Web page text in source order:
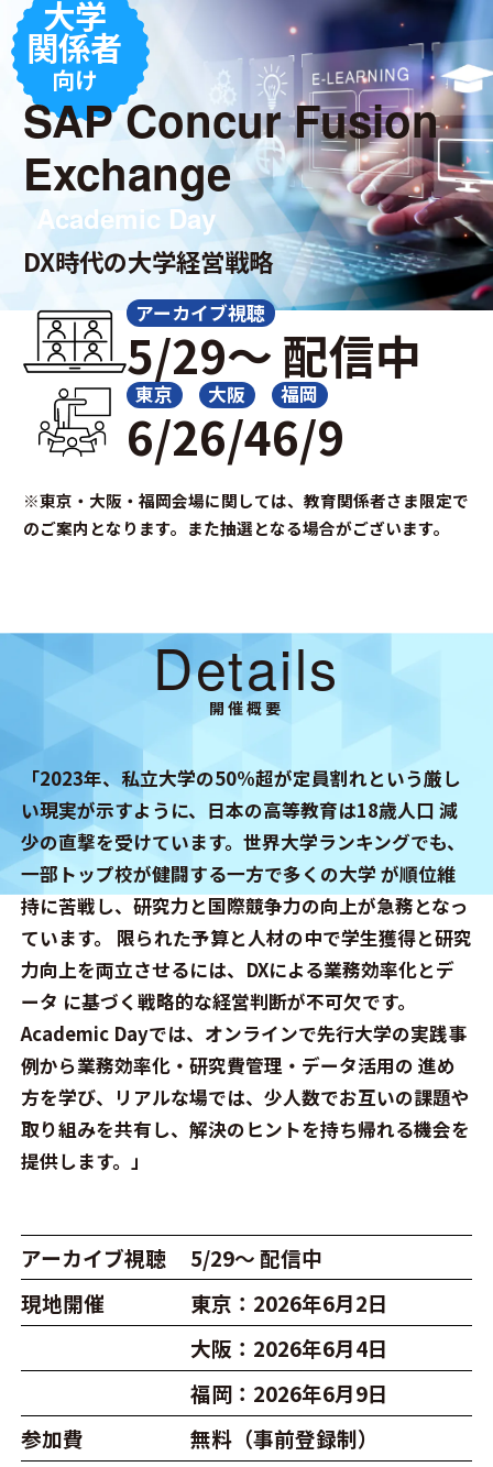
大学
関係者
向け
SAP Concur Fusion
Exchange
Academic Day
DX時代の大学経営戦略
アーカイブ視聴
5/29～ 配信中
東京
6/2
大阪
6/4
福岡
6/9
※東京・大阪・福岡会場に関しては、教育関係者さま限定で
のご案内となります。また抽選となる場合がございます。
Details
開催概要
「2023年、私立大学の50%超が定員割れという厳し
い現実が示すように、日本の高等教育は18歳人口 減
少の直撃を受けています。世界大学ランキングでも、
一部トップ校が健闘する一方で多くの大学 が順位維
持に苦戦し、研究力と国際競争力の向上が急務となっ
ています。 限られた予算と人材の中で学生獲得と研究
力向上を両立させるには、DXによる業務効率化とデ
ータ に基づく戦略的な経営判断が不可欠です。
Academic Dayでは、オンラインで先行大学の実践事
例から業務効率化・研究費管理・データ活用の 進め
方を学び、リアルな場では、少人数でお互いの課題や
取り組みを共有し、解決のヒントを持ち帰れる機会を
提供します。」
アーカイブ視聴
5/29～ 配信中
現地開催
東京：2026年6月2日
大阪：2026年6月4日
福岡：2026年6月9日
参加費
無料（事前登録制）